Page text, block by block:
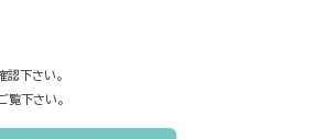
認下さい。
覧下さい。